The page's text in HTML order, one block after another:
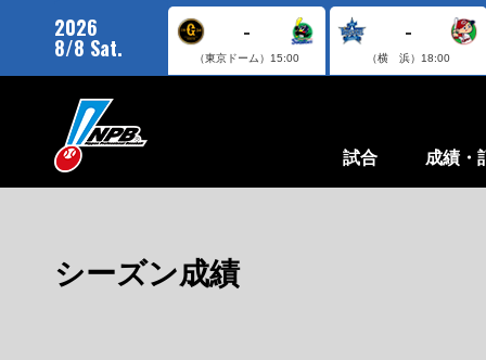
2026
8/8 Sat.
-
（東京ドーム） 15:00
-
（横 浜） 18:00
試合 成績・
シーズン成績